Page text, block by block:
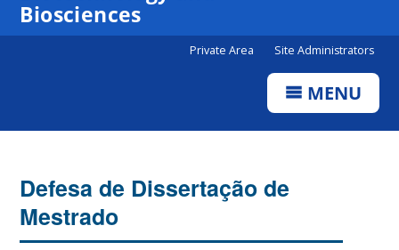
Biosciences
Private Area Site Administrators
MENU
Defesa de Dissertação de
Mestrado